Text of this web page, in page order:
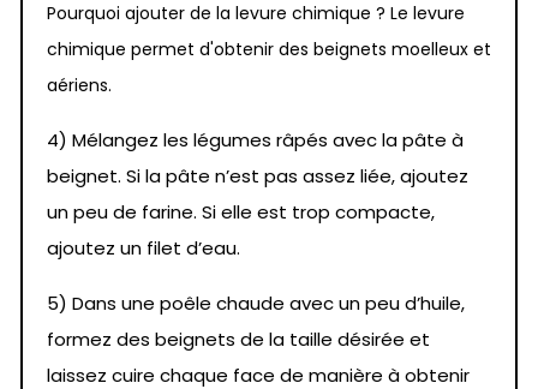
Pourquoi ajouter de la levure chimique ? Le levure
chimique permet d'obtenir des beignets moelleux et
aériens.
4) Mélangez les légumes râpés avec la pâte à
beignet. Si la pâte n’est pas assez liée, ajoutez
un peu de farine. Si elle est trop compacte,
ajoutez un filet d’eau.
5) Dans une poêle chaude avec un peu d’huile,
formez des beignets de la taille désirée et
laissez cuire chaque face de manière à obtenir